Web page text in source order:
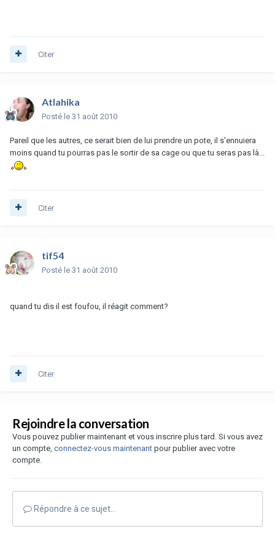
Citer
Atlahika
Posté le 31 août 2010
Pareil que les autres, ce serait bien de lui prendre un pote, il s'ennuiera
moins quand tu pourras pas le sortir de sa cage ou que tu seras pas là...
Citer
tif54
Posté le 31 août 2010
quand tu dis il est foufou, il réagit comment?
Citer
Rejoindre la conversation
Vous pouvez publier maintenant et vous inscrire plus tard. Si vous avez
un compte, connectez-vous maintenant pour publier avec votre
compte.
Répondre à ce sujet…